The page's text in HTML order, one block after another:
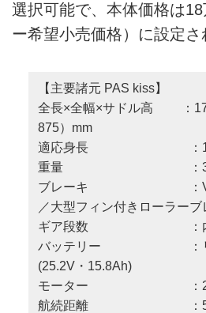
選択可能で、本体価格は
ー希望小売価格）に設定さ
【主要諸元 PAS kiss】
全長×全幅×サドル高 ：
875）mm
適応身長 ：
重量 ：
ブレーキ ：Vブレ
／大型フィン付きローラーブ
ギア段数 ：内
バッテリー ：リチ
(25.2V・15.8Ah)
モーター ：
航続距離 ：51